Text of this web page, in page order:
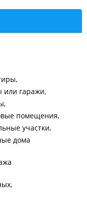
или гаражи
помещения
участки
дома